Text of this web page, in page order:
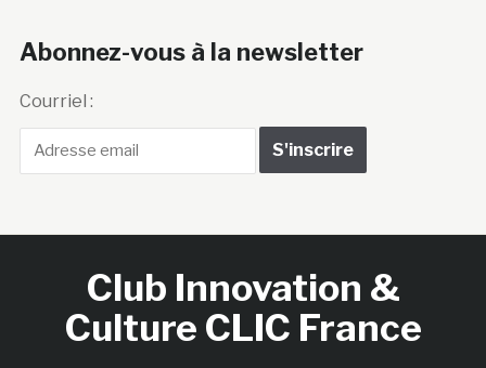
Abonnez-vous à la newsletter
Courriel :
Club Innovation &
Culture CLIC France